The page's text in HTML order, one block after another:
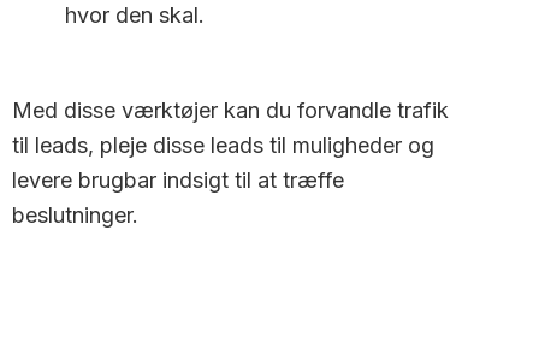
hvor den skal.
Med disse værktøjer kan du forvandle trafik
til leads, pleje disse leads til muligheder og
levere brugbar indsigt til at træffe
beslutninger.